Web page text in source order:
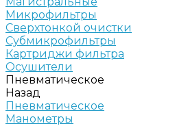
Микрофильтры
Сверхтонкой очистки
Субмикрофильтры
Картриджи фильтра
Осушители
Пневматическое
Назад
Пневматическое
Манометры